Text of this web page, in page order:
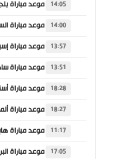
14:05
14:00
13:57
13:51
18:28
18:27
11:17
17:05